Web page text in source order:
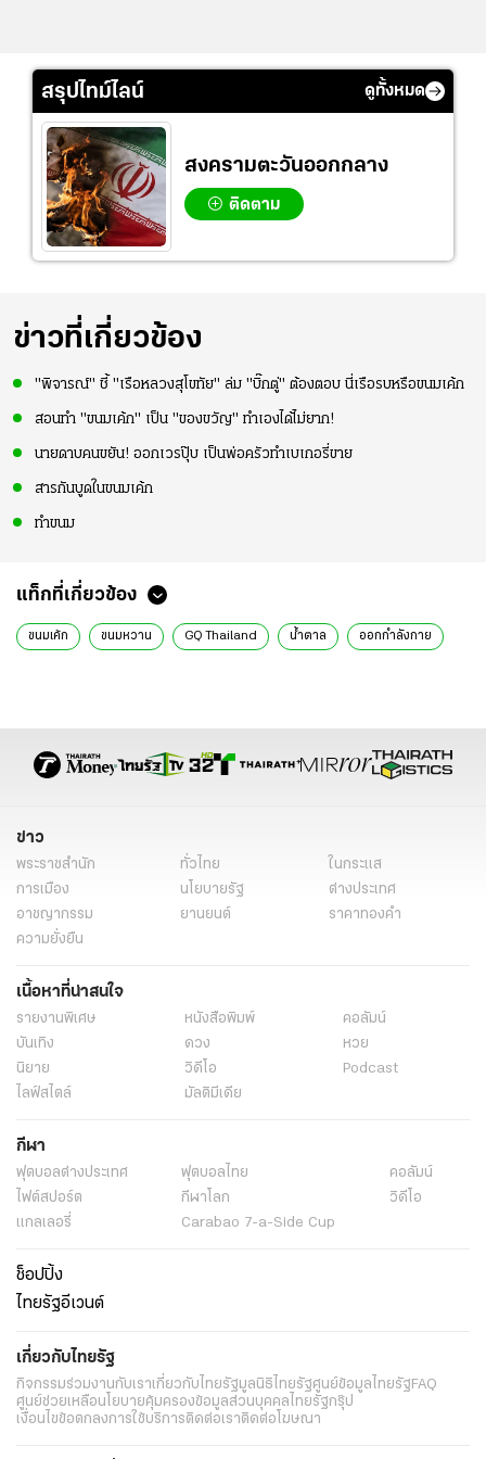
สรุปไทม์ไลน์ ดูทั้งหมด
สงครามตะวันออกกลาง
ติดตาม
ข่าวที่เกี่ยวข้อง
"พิจารณ์" ชี้ "เรือหลวงสุโขทัย" ล่ม "บิ๊กตู่" ต้องตอบ นี่เรือรบหรือขนมเค้ก
สอนทำ "ขนมเค้ก" เป็น "ของขวัญ" ทำเองได้ไม่ยาก!
นายดาบคนขยัน! ออกเวรปุ๊บ เป็นพ่อครัวทำเบเกอรี่ขาย
สารกันบูดในขนมเค้ก
ทำขนม
แท็กที่เกี่ยวข้อง
ขนมเค้ก ขนมหวาน GQ Thailand น้ำตาล ออกกำลังกาย
ข่าว
พระราชสำนัก ทั่วไทย
ในกระแส
การเมือง
นโยบายรัฐ
ต่างประเทศ
อาชญากรรม
ยานยนต์
ราคาทองคำ
ความยั่งยืน
เนื้อหาที่น่าสนใจ
รายงานพิเศษ หนังสือพิมพ์
คอลัมน์
บันเทิง
ดวง
หวย
นิยาย
วิดีโอ
Podcast
ไลฟ์สไตล์
มัลติมีเดีย
กีฬา
ฟุตบอลต่่างประเทศ ฟุตบอลไทย
คอลัมน์
ไฟต์สปอร์ต
กีฬาโลก
วิดีโอ
แกลเลอรี่
Carabao 7-a-Side Cup
ช็อปปิ้ง
ไทยรัฐอีเวนต์
เกี่ยวกับไทยรัฐ
กิจกรรมร่วมงานกับเราเกี่ยวกับไทยรัฐมูลนิธิไทยรัฐศูนย์ข้อมูลไทยรัฐFAQ
ศูนย์ช่วยเหลือนโยบายคุ้มครองข้อมูลส่วนบุคคลไทยรัฐกรุ๊ป
เงื่อนไขข้อตกลงการใช้บริการติดต่อเราติดต่อโฆษณา